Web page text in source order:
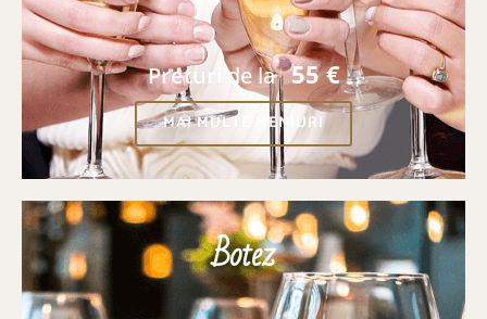
Preturi de la 55 €
MAI MULTE MENIURI
Botez